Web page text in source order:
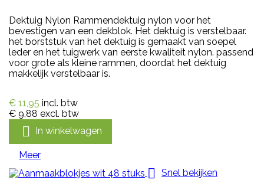
Dektuig Nylon Rammendektuig nylon voor het
bevestigen van een dekblok. Het dektuig is verstelbaar.
het borststuk van het dektuig is gemaakt van soepel
leder en het tuigwerk van eerste kwaliteit nylon. passend
voor grote als kleine rammen, doordat het dektuig
makkelijk verstelbaar is.
€ 11,95 incl. btw
€ 9,88 excl. btw
 In winkelwagen
Meer
 Snel bekijken